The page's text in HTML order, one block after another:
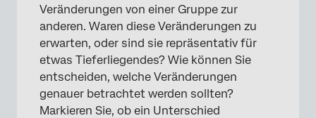
Veränderungen von einer Gruppe zur
anderen. Waren diese Veränderungen zu
erwarten, oder sind sie repräsentativ für
etwas Tieferliegendes? Wie können Sie
entscheiden, welche Veränderungen
genauer betrachtet werden sollten?
Markieren Sie, ob ein Unterschied